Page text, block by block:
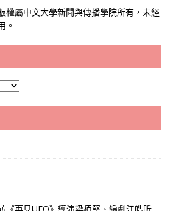
權屬中文大學新聞與傳播學院所有，未經
。